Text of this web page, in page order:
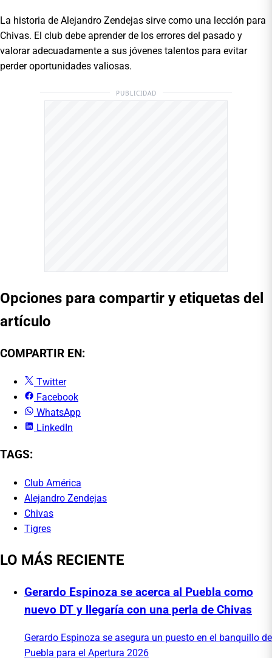
La historia de Alejandro Zendejas sirve como una lección para
Chivas. El club debe aprender de los errores del pasado y
valorar adecuadamente a sus jóvenes talentos para evitar
perder oportunidades valiosas.
PUBLICIDAD
Opciones para compartir y etiquetas del
artículo
COMPARTIR EN:
Twitter
Facebook
WhatsApp
LinkedIn
TAGS:
Club América
Alejandro Zendejas
Chivas
Tigres
LO MÁS RECIENTE
Gerardo Espinoza se acerca al Puebla como
nuevo DT y llegaría con una perla de Chivas
Gerardo Espinoza se asegura un puesto en el banquillo de
Puebla para el Apertura 2026